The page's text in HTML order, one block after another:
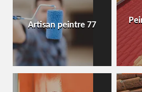
Artisan peintre 77